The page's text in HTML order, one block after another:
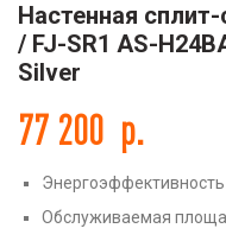
Настенная
/ FJ-SR1 AS-
Silver
77 200 р.
Обслуживаемая